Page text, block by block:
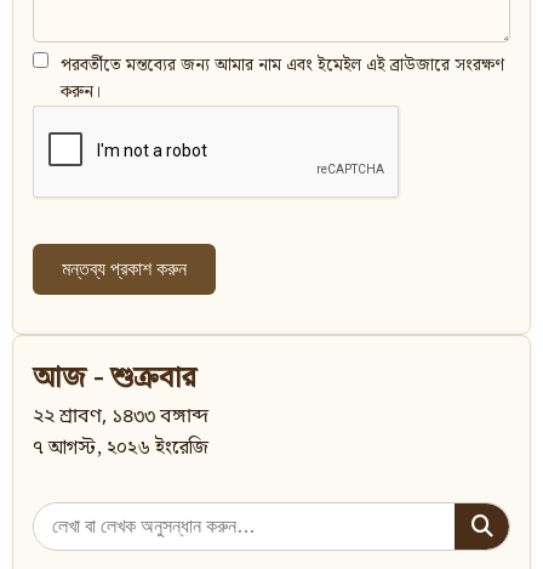
পরবর্তীতে মন্তব্যের জন্য আমার নাম এবং ইমেইল এই ব্রাউজারে সংরক্ষণ
করুন।
আজ - শুক্রবার
২২ শ্রাবণ, ১৪৩৩ বঙ্গাব্দ
৭ আগস্ট, ২০২৬ ইংরেজি
Search
for: